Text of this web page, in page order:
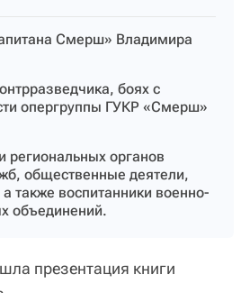
Смерш» Владимира
боях с
опергруппы ГУКР «Смерш»
региональных органов
общественные деятели,
также воспитанники военно-
объединений.
презентация книги